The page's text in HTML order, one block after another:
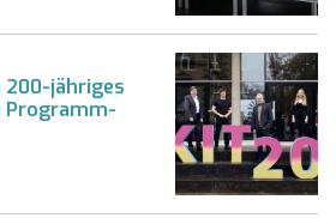
200-jähriges
Programm-